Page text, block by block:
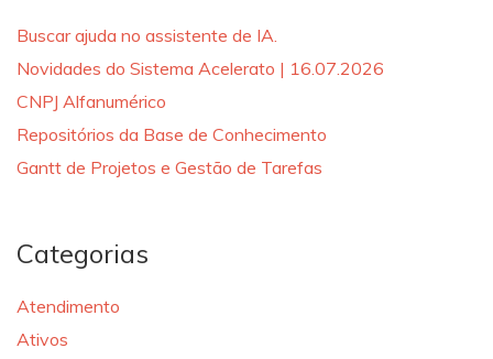
Buscar ajuda no assistente de IA.
Novidades do Sistema Acelerato | 16.07.2026
CNPJ Alfanumérico
Repositórios da Base de Conhecimento
Gantt de Projetos e Gestão de Tarefas
Categorias
Atendimento
Ativos